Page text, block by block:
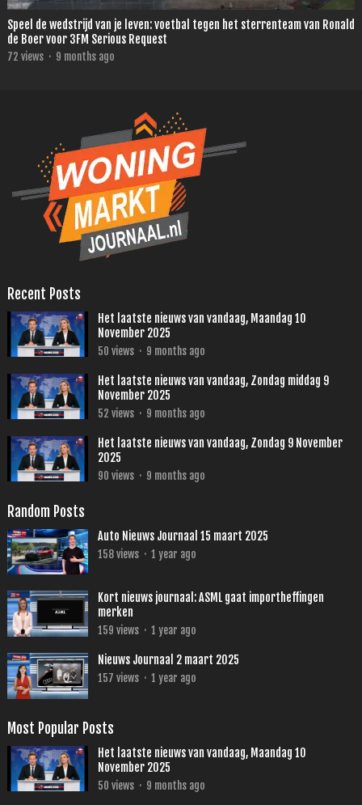
Speel de wedstrijd van je leven: voetbal tegen het sterrenteam van Ronald
de Boer voor 3FM Serious Request
72 views · 9 months ago
Recent Posts
Het laatste nieuws van vandaag, Maandag 10
November 2025
50 views · 9 months ago
Het laatste nieuws van vandaag, Zondag middag 9
November 2025
52 views · 9 months ago
Het laatste nieuws van vandaag, Zondag 9 November
2025
90 views · 9 months ago
Random Posts
Auto Nieuws Journaal 15 maart 2025
158views · 1 year ago
Kort nieuws journaal: ASML gaat importheffingen
merken
159 views · 1 year ago
Nieuws Journaal 2 maart 2025
157 views · 1 year ago
Most Popular Posts
Het laatste nieuws van vandaag, Maandag 10
November 2025
50 views · 9 months ago